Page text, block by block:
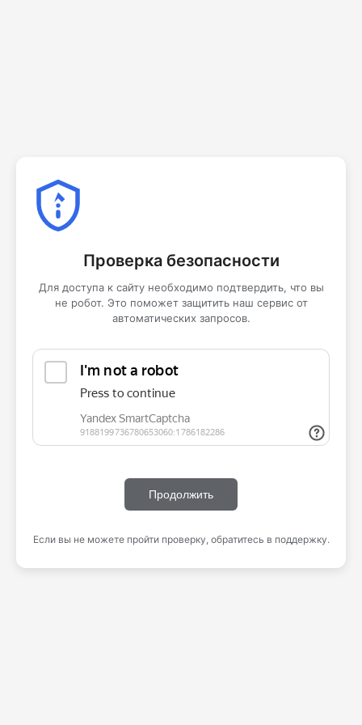
Проверка безопасности
Для доступа к сайту необходимо подтвердить, что вы
не робот. Это поможет защитить наш сервис от
автоматических запросов.
Продолжить
Если вы не можете пройти проверку, обратитесь в поддержку.